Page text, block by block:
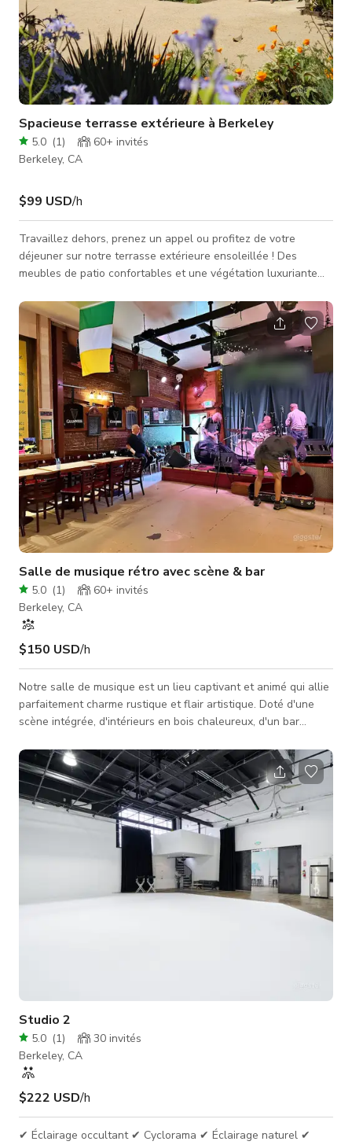
Spacieuse terrasse extérieure à Berkeley
5.0 (1) 60+ invités
Berkeley, CA
$99 USD/h
Travaillez dehors, prenez un appel ou profitez de votre
déjeuner sur notre terrasse extérieure ensoleillée ! Des
meubles de patio confortables et une végétation luxuriante
paisible ou une session de travail productive.
Salle de musique rétro avec scène & bar
5.0 (1) 60+ invités
Berkeley, CA
$150 USD/h
Notre salle de musique est un lieu captivant et animé qui allie
parfaitement charme rustique et flair artistique. Doté d'une
scène intégrée, d'intérieurs en bois chaleureux, d'un bar
idéal pour les performances en direct, les tournages, les
réunions créatives et les rassemblements intimes. Que vous
planifiez une répétition de groupe, une production vidéo ou un
événement unique, cet espace dynamique offre un cadre
Studio 2
5.0 (1) 30 invités
Berkeley, CA
$222 USD/h
✔ Éclairage occultant ✔ Cyclorama ✔ Éclairage naturel ✔